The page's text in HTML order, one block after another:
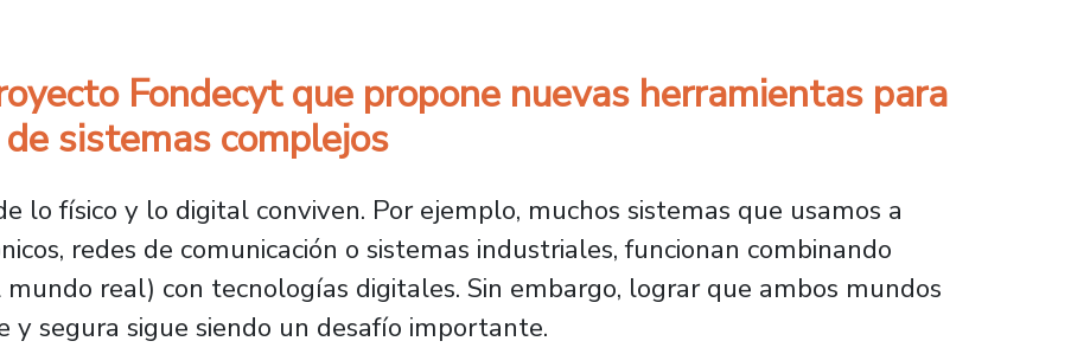
Fondecyt que propone nuevas herramientas para
sistemas complejos
lo físico y lo digital conviven. Por ejemplo, muchos sistemas que usamos a
redes de comunicación o sistemas industriales, funcionan combinando
real) con tecnologías digitales. Sin embargo, lograr que ambos mundos
segura sigue siendo un desafío importante.